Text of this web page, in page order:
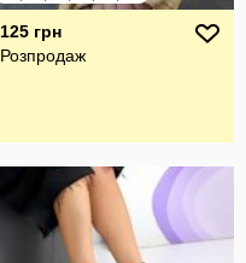
125 грн
Розпродаж